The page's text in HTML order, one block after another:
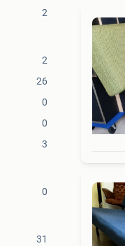
2
2
26
0
0
3
0
31